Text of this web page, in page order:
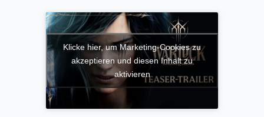
Klicke hier, um Marketing-Cookies zu
akzeptieren und diesen Inhalt zu
aktivieren